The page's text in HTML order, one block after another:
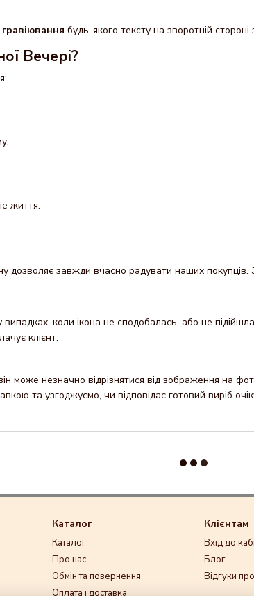
будь-якого тексту на зворотній
Вечері?
життя.
дозволяє завжди вчасно радувати наших
коли ікона не сподобалась, або не
клієнт.
може незначно відрізнятися від зображення на
та узгоджуємо, чи відповідає готовий виріб
Каталог
Каталог
Про нас
Обмін та повернення
Оплата і доставка
Клієнтам
Вхід до
Блог
Відгуки